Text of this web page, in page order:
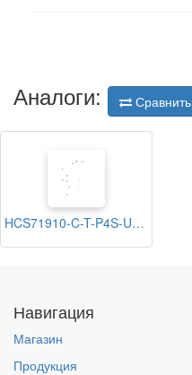
Аналоги: Сравнить
HCS71910-C-T-P4S-UL FAG
Навигация
Магазин
Продукция